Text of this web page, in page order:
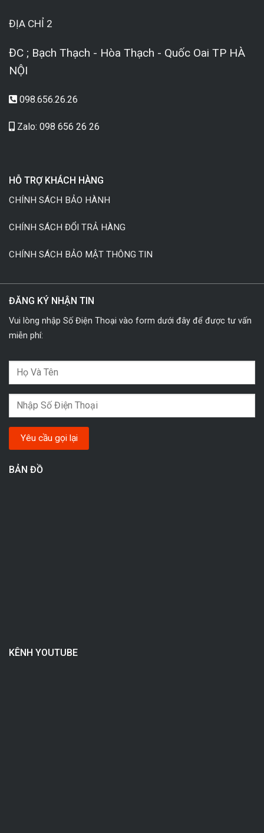
ĐỊA CHỈ 2
ĐC ; Bạch Thạch - Hòa Thạch - Quốc Oai TP HÀ
NỘI
098.656.26.26
Zalo: 098 656 26 26
HỖ TRỢ KHÁCH HÀNG
CHÍNH SÁCH BẢO HÀNH
CHÍNH SÁCH ĐỔI TRẢ HÀNG
CHÍNH SÁCH BẢO MẬT THÔNG TIN
ĐĂNG KÝ NHẬN TIN
Vui lòng nhập Số Điện Thoại vào form dưới đây để được tư vấn
miễn phí:
BẢN ĐỒ
KÊNH YOUTUBE